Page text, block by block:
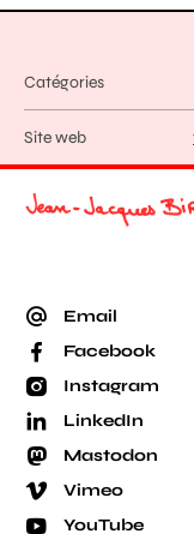
Catégories
Site web
Email
Facebook
Instagram
LinkedIn
Mastodon
Vimeo
YouTube